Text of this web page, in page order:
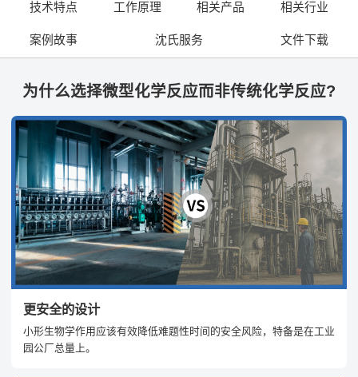
技术特点 工作原理 相关产品 相关行业
案例故事 沈氏服务 文件下载
为什么选择微型化学反应而非传统化学反应?
更安全的设计
小形生物学作用应该有效降低难题性时间的安全风险，特备是在工业
园公厂总量上。